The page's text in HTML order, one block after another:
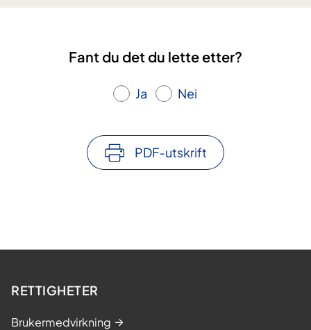
Fant du det du lette etter?
Ja Nei
PDF-utskrift
RETTIGHETER
Brukermedvirkning